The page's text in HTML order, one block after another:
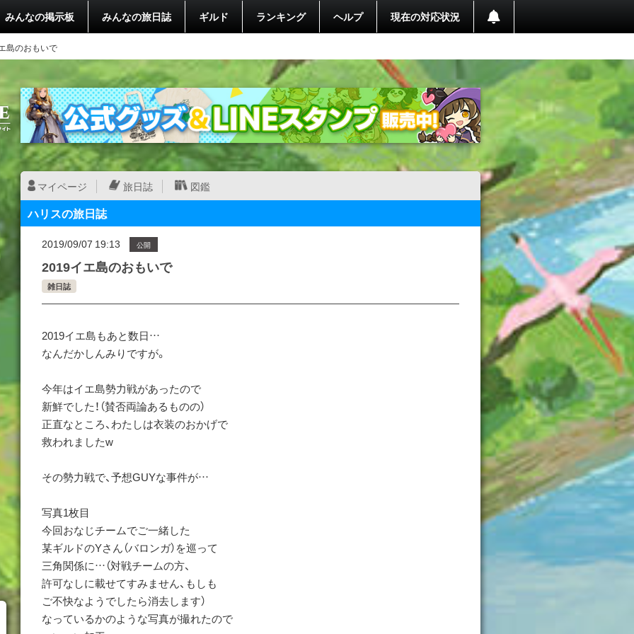
みんなの掲示板 みんなの旅日誌 ギルド ランキング ヘルプ 現在の対応状況
島のおもいで
マイページ 旅日誌 図鑑
ハリスの旅日誌
2019/09/07 19:13 公開
2019イエ島のおもいで
雑日誌
2019イエ島もあと数日…
なんだかしんみりですが。
今年はイエ島勢力戦があったので
新鮮でした！（賛否両論あるものの）
正直なところ、わたしは衣装のおかげで
救われましたw
その勢力戦で、予想GUYな事件が…
写真1枚目
今回おなじチームでご一緒した
某ギルドのYさん（バロンガ）を巡って
三角関係に…（対戦チームの方、
許可なしに載せてすみません、もしも
ご不快なようでしたら消去します）
なっているかのような写真が撮れたので